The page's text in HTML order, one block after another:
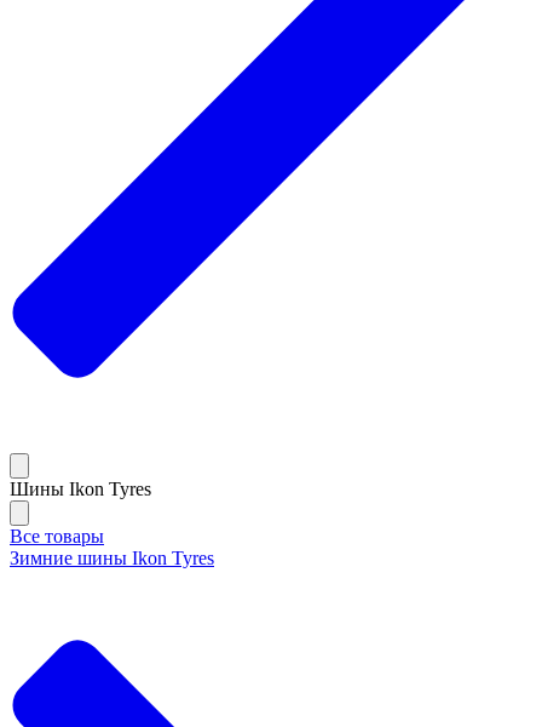
Шины Ikon Tyres
Все товары
Зимние шины Ikon Tyres